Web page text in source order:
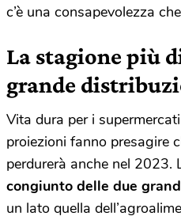
c’è una consapevolezza
La stagione più
grande
Vita dura per i
proiezioni fanno presagire
perdurerà anche nel 2023.
congiunto delle due
un lato quella